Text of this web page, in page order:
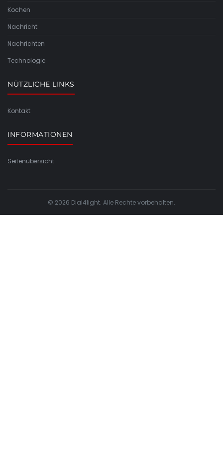
Kochen
Nachricht
Nachrichten
Technologie
NÜTZLICHE LINKS
Kontakt
INFORMATIONEN
Seitenübersicht
© 2026 Dial4light. Alle Rechte vorbehalten.